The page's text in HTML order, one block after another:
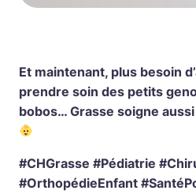
Et maintenant, plus besoin
prendre soin des petits
bobos… Grasse soigne
#CHGrasse #Pédiatrie
#OrthopédieEnfant